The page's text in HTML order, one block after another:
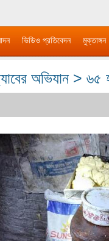
ভিডিও প্রতিবেদন মুক্তাঙ্গন
অভিযান > ৬৫